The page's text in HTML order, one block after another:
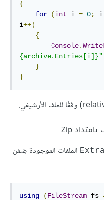
{
for
(int i = 0; i
i++)
{
Console.
{archive.Entries[i]}"
}
}
الملفات الموجودة ضِمْن
using (FileStream fs